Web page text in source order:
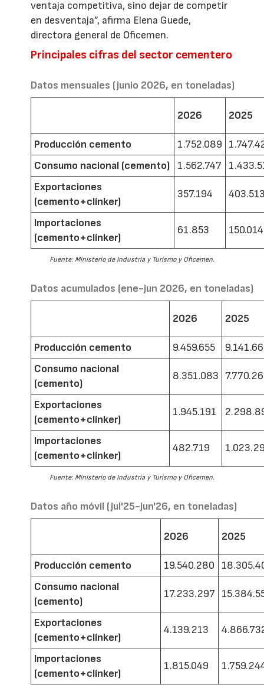
ventaja competitiva, sino dejar de competir
en desventaja”, afirma Elena Guede,
directora general de Oficemen.
Principales cifras del sector cementero
Datos mensuales (junio 2026, en toneladas)
2026 2025
Producción cemento 1.752.089
Consumo nacional (cemento)
1.562.747
Exportaciones
(cemento+clínker)
357.194
Importaciones
(cemento+clínker)
61.853 150.014
Fuente: Ministerio de Industria y Turismo y Oficemen.
Datos acumulados (ene-jun 2026, en toneladas)
2026 2025
Producción cemento 9.459.655
Consumo nacional
(cemento)
8.351.083
Exportaciones
(cemento+clínker)
1.945.191
Importaciones
(cemento+clínker)
482.719
Fuente: Ministerio de Industria y Turismo y Oficemen.
Datos año móvil (jul'25-jun'26, en toneladas)
2026 2025
Producción cemento 19.540.280
Consumo nacional
(cemento)
17.233.297
Exportaciones
(cemento+clínker)
4.139.213
Importaciones
(cemento+clínker)
1.815.049